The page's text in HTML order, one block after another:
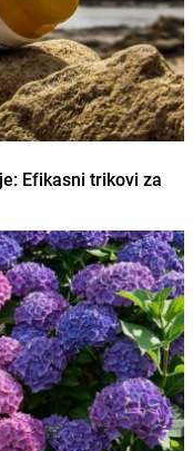
Efikasni trikovi za